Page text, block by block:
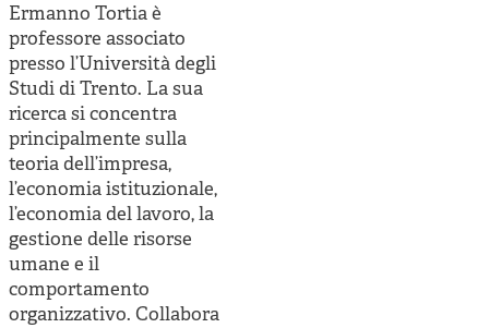
Cooperative di comunità
Impresa sociale e democrazia
Acini di fuoco - Dossier Mezzogiorno
Valutazione e dintorni
Ermanno Tortia è
professore associato
presso l’Università degli
Studi di Trento. La sua
ricerca si concentra
principalmente sulla
teoria dell’impresa,
l’economia istituzionale,
l’economia del lavoro, la
gestione delle risorse
umane e il
comportamento
organizzativo. Collabora